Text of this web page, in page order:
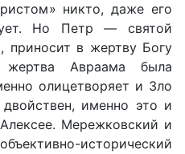
никто, даже его
Но Петр — святой
приносит в жертву Богу
Авраама была
олицетворяет и Зло
именно это и
Мережковский и
исторический